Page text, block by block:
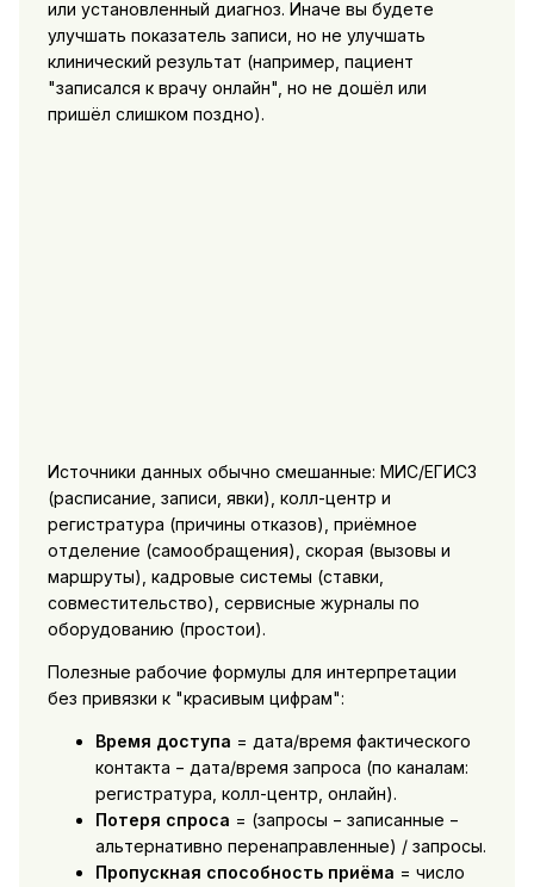
или установленный диагноз. Иначе вы будете
улучшать показатель записи, но не улучшать
клинический результат (например, пациент
"записался к врачу онлайн", но не дошёл или
пришёл слишком поздно).
Источники данных обычно смешанные: МИС/ЕГИСЗ
(расписание, записи, явки), колл-центр и
регистратура (причины отказов), приёмное
отделение (самообращения), скорая (вызовы и
маршруты), кадровые системы (ставки,
совместительство), сервисные журналы по
оборудованию (простои).
Полезные рабочие формулы для интерпретации
без привязки к "красивым цифрам":
Время доступа = дата/время фактического
контакта − дата/время запроса (по каналам:
регистратура, колл-центр, онлайн).
Потеря спроса = (запросы − записанные −
альтернативно перенаправленные) / запросы.
Пропускная способность приёма = число